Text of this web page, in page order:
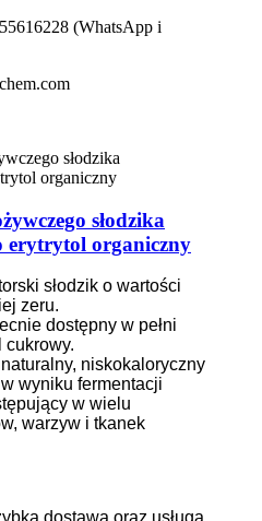
(WhatsApp i
słodzika
erytrytol organiczny
słodzik o wartości
zeru.
dostępny w pełni
cukrowy.
niskokaloryczny
w wyniku fermentacji
w wielu
warzyw i tkanek